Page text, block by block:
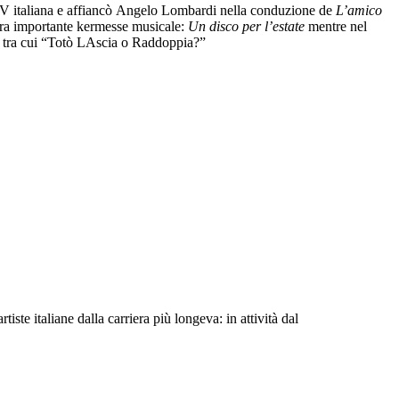
italiana e affiancò Angelo Lombardi nella conduzione de L’amico
importante kermesse musicale: Un disco per l’estate mentre nel
cui “Totò LAscia o Raddoppia?”
italiane dalla carriera più longeva: in attività dal